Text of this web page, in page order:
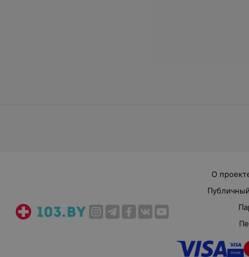
О